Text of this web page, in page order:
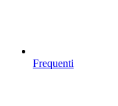
Frequenti